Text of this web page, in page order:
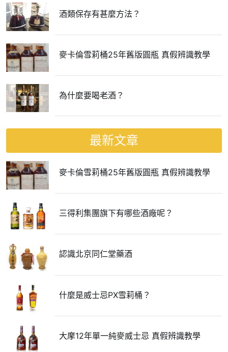
酒類保存有甚麼方法？
麥卡倫雪莉桶25年舊版圓瓶 真假辨識教學
為什麼要喝老酒？
最新文章
麥卡倫雪莉桶25年舊版圓瓶 真假辨識教學
三得利集團旗下有哪些酒廠呢？
認識北京同仁堂藥酒
什麼是威士忌PX雪莉桶？
大摩12年單一純麥威士忌 真假辨識教學